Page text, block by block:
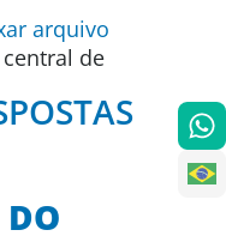
arquivo
de